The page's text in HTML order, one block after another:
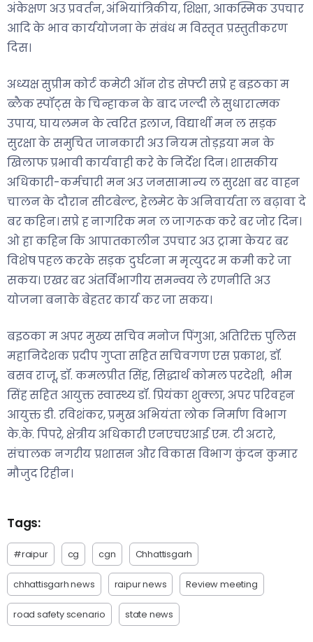
अंकेक्षण अउ प्रवर्तन, अंभियांत्रिकीय, शिक्षा, आकस्मिक उपचार
आदि के भाव कार्ययोजना के संबंध म विस्तृत प्रस्तुतीकरण
दिस।
अध्यक्ष सुप्रीम कोर्ट कमेटी ऑन रोड सेफ्टी सप्रे ह बइठका म
ब्लैक स्पॉट्स के चिन्हाकन के बाद जल्दी ले सुधारात्मक
उपाय, घायलमन के त्वरित इलाज, विद्यार्थी मन ल सड़क
सुरक्षा के समुचित जानकारी अउ नियम तोड़इया मन के
खिलाफ प्रभावी कार्यवाही करे के निर्देश दिन। शासकीय
अधिकारी-कर्मचारी मन अउ जनसामान्य ल सुरक्षा बर वाहन
चालन के दौरान सीटबेल्ट, हेलमेट के अनिवार्यता ल बढ़ावा दे
बर कहिन। सप्रे ह नागरिक मन ल जागरूक करे बर जोर दिन।
ओ हा कहिन कि आपातकालीन उपचार अउ ट्रामा केयर बर
विशेष पहल करके सड़क दुर्घटना म मृत्युदर म कमी करे जा
सकय। एखर बर अंतर्विभागीय समन्वय ले रणनीति अउ
योजना बनाके बेहतर कार्य कर जा सकय।
बइठका म अपर मुख्य सचिव मनोज पिंगुआ, अतिरिक्त पुलिस
महानिदेशक प्रदीप गुप्ता सहित सचिवगण एस प्रकाश, डॉ.
बसव राजू, डॉ. कमलप्रीत सिंह, सिद्धार्थ कोमल परदेशी, भीम
सिंह सहित आयुक्त स्वास्थ्य डॉ. प्रियंका शुक्ला, अपर परिवहन
आयुक्त डी. रविशंकर, प्रमुख अभियंता लोक निर्माण विभाग
के.के. पिपरे, क्षेत्रीय अधिकारी एनएचएआई एम. टी अटारे,
संचालक नगरीय प्रशासन और विकास विभाग कुंदन कुमार
मौजुद रिहीन।
Tags:
#raipur cg cgn Chhattisgarh
chhattisgarh news raipur news Review meeting
road safety scenario state news